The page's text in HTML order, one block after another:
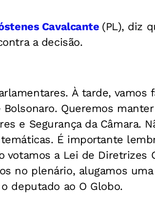
Cavalcante (PL), diz
a decisão.
À tarde, vamos
Queremos
e Segurança da Câmara.
É importante
votamos a Lei de Diretrizes
no plenário, alugamos
deputado ao O Globo.